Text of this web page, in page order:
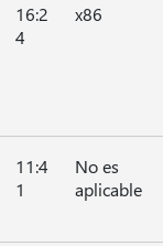
16:2
4
x86
11:4
1
No es
aplicable